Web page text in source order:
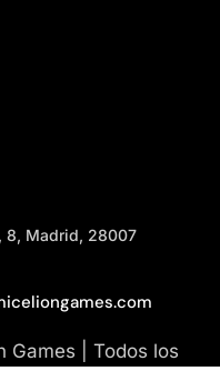
8, Madrid, 28007
| Todos los